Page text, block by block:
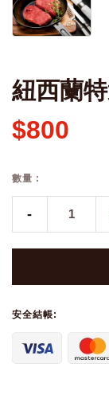
紐西蘭
$800
數量 :
-
安全結帳: